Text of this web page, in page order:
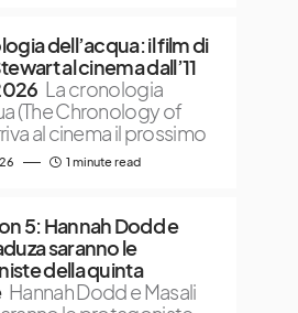
dell’acqua: il film di
al cinema dall’11
La cronologia
(The Chronology of
al cinema il prossimo
1 minute read
5: Hannah Dodd e
saranno le
della quinta
Hannah Dodd e Masali